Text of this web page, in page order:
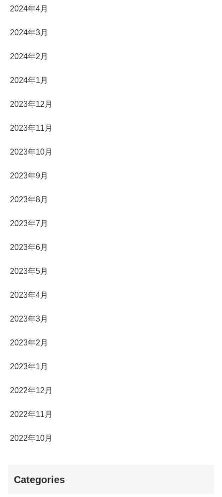
2024年4月
2024年3月
2024年2月
2024年1月
2023年12月
2023年11月
2023年10月
2023年9月
2023年8月
2023年7月
2023年6月
2023年5月
2023年4月
2023年3月
2023年2月
2023年1月
2022年12月
2022年11月
2022年10月
Categories